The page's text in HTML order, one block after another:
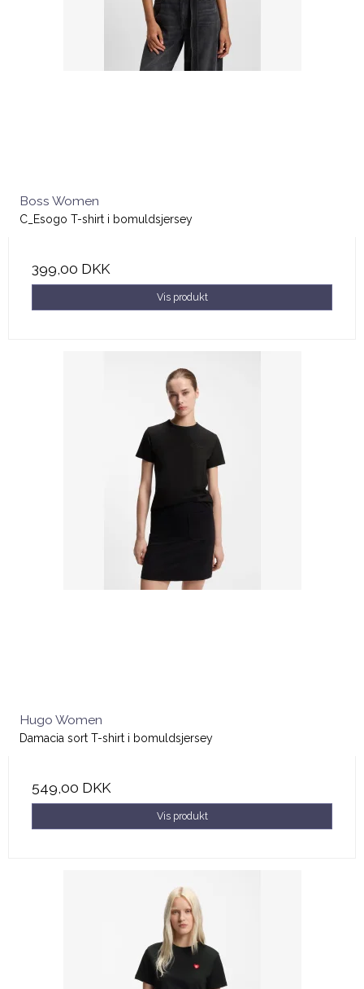
Boss Women
C_Esogo T-shirt i bomuldsjersey
399,00 DKK
Vis produkt
Hugo Women
Damacia sort T-shirt i bomuldsjersey
549,00 DKK
Vis produkt